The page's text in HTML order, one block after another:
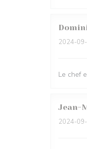
2024-
Le chef
Jean-
2024-